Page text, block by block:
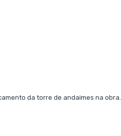
da torre de andaimes na obra.